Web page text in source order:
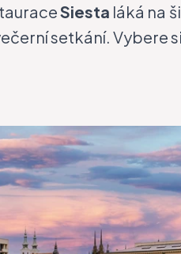
Siesta láká na
setkání. Vybere